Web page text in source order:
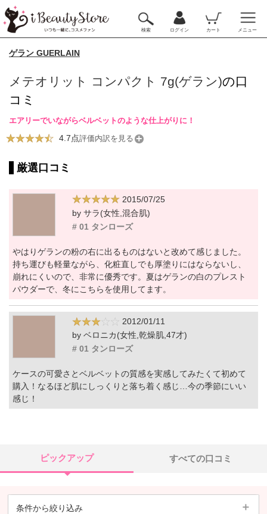
検索 ログイン カート メニュー
ゲラン GUERLAIN
メテオリット コンパクト 7g(ゲラン)の口
コミ
エアリーでいながらベルベットのような仕上がりに！
4.7点評価内訳を見る
厳選口コミ
2015/07/25
by サラ(女性,混合肌)
# 01 タンローズ
やはりゲランの粉の右に出るものはないと改めて感じました。
持ち運びも軽量ながら、化粧直しでも厚塗りにはならないし、
崩れにくいので、非常に優秀です。夏はゲランの白のプレスト
パウダーで、冬にこちらを使用してます。
2012/01/11
by ベロニカ(女性,乾燥肌,47才)
# 01 タンローズ
ケースの可愛さとベルベットの質感を実感してみたくて初めて
購入！なるほど肌にしっくりと落ち着く感じ…今の季節にいい
感じ！
ピックアップ すべての口コミ
条件から絞り込み